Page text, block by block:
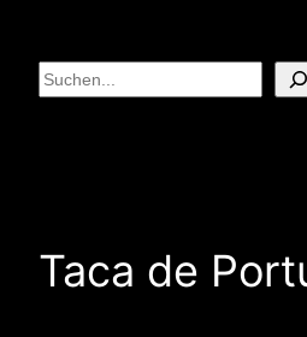
Inhalt
springen
Suchen
Taca de